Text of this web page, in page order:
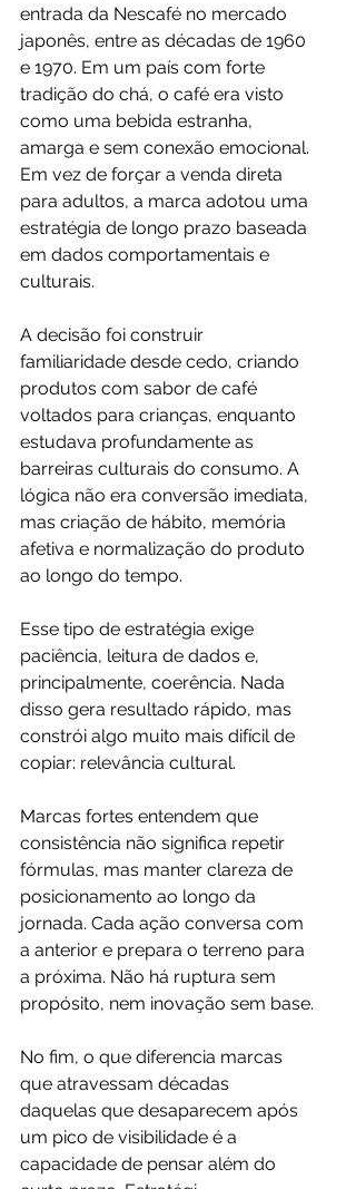
entrada da Nescafé no mercado
japonês, entre as décadas de 1960
e 1970. Em um país com forte
tradição do chá, o café era visto
como uma bebida estranha,
amarga e sem conexão emocional.
Em vez de forçar a venda direta
para adultos, a marca adotou uma
estratégia de longo prazo baseada
em dados comportamentais e
culturais.
A decisão foi construir
familiaridade desde cedo, criando
produtos com sabor de café
voltados para crianças, enquanto
estudava profundamente as
barreiras culturais do consumo. A
lógica não era conversão imediata,
mas criação de hábito, memória
afetiva e normalização do produto
ao longo do tempo.
Esse tipo de estratégia exige
paciência, leitura de dados e,
principalmente, coerência. Nada
disso gera resultado rápido, mas
constrói algo muito mais difícil de
copiar: relevância cultural.
Marcas fortes entendem que
consistência não significa repetir
fórmulas, mas manter clareza de
posicionamento ao longo da
jornada. Cada ação conversa com
a anterior e prepara o terreno para
a próxima. Não há ruptura sem
propósito, nem inovação sem base.
No fim, o que diferencia marcas
que atravessam décadas
daquelas que desaparecem após
um pico de visibilidade é a
capacidade de pensar além do